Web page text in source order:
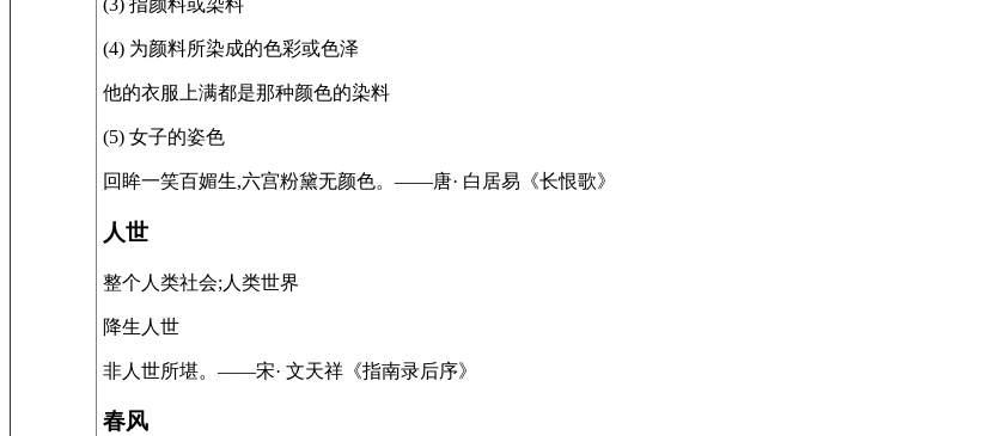
(3) 指颜料或染料
(4) 为颜料所染成的色彩或色泽
他的衣服上满都是那种颜色的染料
(5) 女子的姿色
回眸一笑百媚生,六宫粉黛无颜色。——唐· 白居易《长恨歌》
人世
整个人类社会;人类世界
降生人世
非人世所堪。——宋· 文天祥《指南录后序》
春风